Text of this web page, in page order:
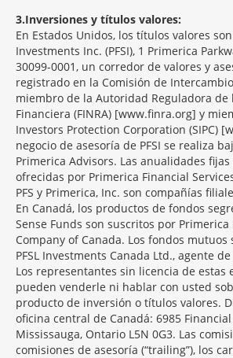
3 Inversiones y títulos valores:
En Estados Unidos, los títulos valores
Investments Inc. (PFSI), 1 Primerica
30099-0001, un corredor de valores y
registrado en la Comisión de Intercambio
miembro de la Autoridad Reguladora de
Financiera (FINRA) [www.finra.org] y
Investors Protection Corporation (SIPC)
negocio de asesoría de PFSI se realiza
Primerica Advisors. Las anualidades
ofrecidas por Primerica Financial Services,
PFS y Primerica, Inc. son compañías
En Canadá, los productos de fondos
Sense Funds son suscritos por
Company of Canada. Los fondos
PFSL Investments Canada Ltd., agente
Los representantes sin licencia de estas
pueden venderle ni hablar con usted
producto de inversión o títulos valores.
oficina central de Canadá: 6985
Mississauga, Ontario L5N 0G3. Las
comisiones de asesoría (“trailing”), los